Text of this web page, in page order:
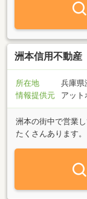
洲本信用不動産
所在地
兵庫県
情報提供元
アット
洲本の街中で営業
たくさんあります。